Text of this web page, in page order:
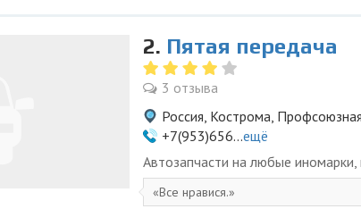
2. Пятая передача
3 отзыва
Россия, Кострома,
+7(953)656...ещё
Автозапчасти на любые иномарки,
Все нравися.